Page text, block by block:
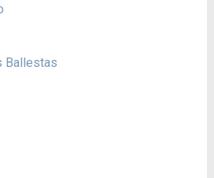
Ballestas